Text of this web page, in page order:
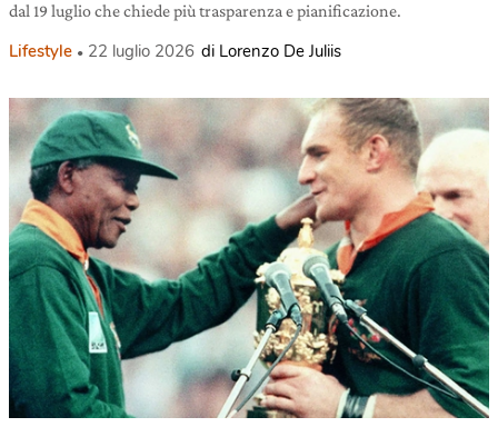
dal 19 luglio che chiede più trasparenza e pianificazione.
Lifestyle 22 luglio 2026 di Lorenzo De Juliis